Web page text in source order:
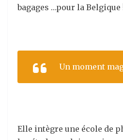
bagages …pour la Belgique
Un moment
Elle intègre une école de